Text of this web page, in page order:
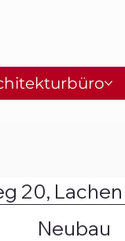
20, Lachen
Neubau